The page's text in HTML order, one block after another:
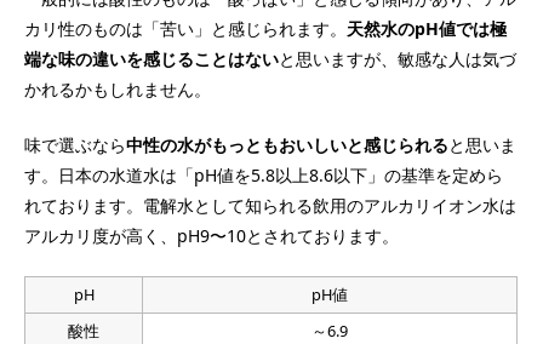
カリ性のものは「苦い」と感じられます。 天然水のpH値では極
端な味の違いを感じることはないと思いますが、敏感な人は気づ
かれるかもしれません。
味で選ぶなら中性の水がもっともおいしいと感じられると思いま
す。日本の水道水は「pH値を5.8以上8.6以下」の基準を定めら
れております。電解水として知られる飲用のアルカリイオン水は
アルカリ度が高く、pH9〜10とされております。
pH
pH値
酸性
～6.9